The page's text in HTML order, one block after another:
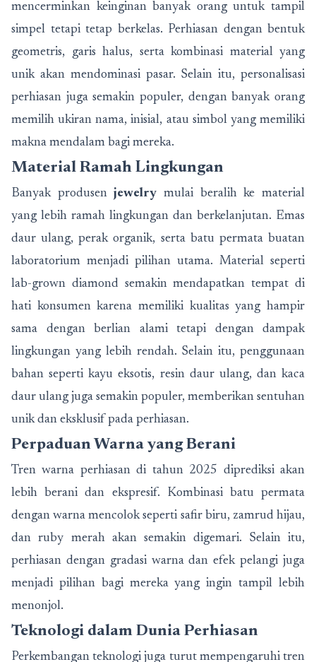
mencerminkan keinginan banyak orang untuk tampil
simpel tetapi tetap berkelas. Perhiasan dengan bentuk
geometris, garis halus, serta kombinasi material yang
unik akan mendominasi pasar. Selain itu, personalisasi
perhiasan juga semakin populer, dengan banyak orang
memilih ukiran nama, inisial, atau simbol yang memiliki
makna mendalam bagi mereka.
Material Ramah Lingkungan
Banyak produsenjewelry mulai beralih ke material
yang lebih ramah lingkungan dan berkelanjutan. Emas
daur ulang, perak organik, serta batu permata buatan
laboratorium menjadi pilihan utama. Material seperti
lab-grown diamond semakin mendapatkan tempat di
hati konsumen karena memiliki kualitas yang hampir
sama dengan berlian alami tetapi dengan dampak
lingkungan yang lebih rendah. Selain itu, penggunaan
bahan seperti kayu eksotis, resin daur ulang, dan kaca
daur ulang juga semakin populer, memberikan sentuhan
unik dan eksklusif pada perhiasan.
Perpaduan Warna yang Berani
Tren warna perhiasan di tahun 2025 diprediksi akan
lebih berani dan ekspresif. Kombinasi batu permata
dengan warna mencolok seperti safir biru, zamrud hijau,
dan ruby merah akan semakin digemari. Selain itu,
perhiasan dengan gradasi warna dan efek pelangi juga
menjadi pilihan bagi mereka yang ingin tampil lebih
menonjol.
Teknologi dalam Dunia Perhiasan
Perkembangan teknologi juga turut mempengaruhi tren